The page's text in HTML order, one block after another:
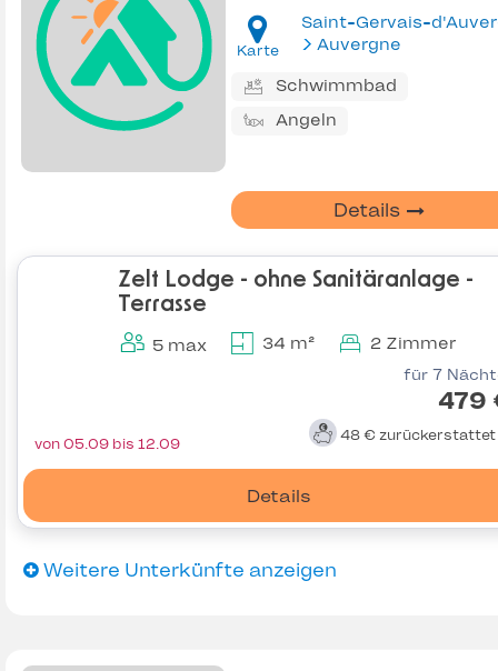
Karte Auvergne
Schwimmbad
Angeln
Details
Zelt Lodge - ohne Sanitäranlage -
Terrasse
5 max 34 m² 2 Zimmer
für 7
479
48 € zurückerstattet
Details
von 05.09 bis 12.09
Weitere Unterkünfte anzeigen